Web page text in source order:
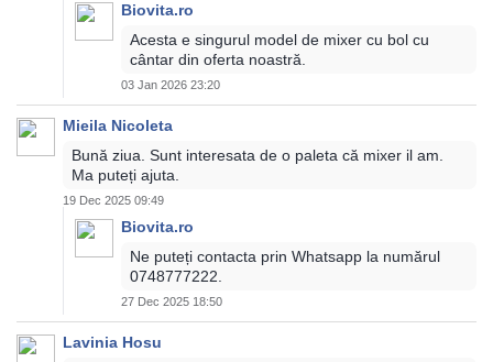
Biovita.ro
Acesta e singurul model de mixer cu bol cu
cântar din oferta noastră.
03 Jan 2026 23:20
Mieila Nicoleta
Bună ziua. Sunt interesata de o paleta că mixer il am.
Ma puteți ajuta.
19 Dec 2025 09:49
Biovita.ro
Ne puteți contacta prin Whatsapp la numărul
0748777222.
27 Dec 2025 18:50
Lavinia Hosu